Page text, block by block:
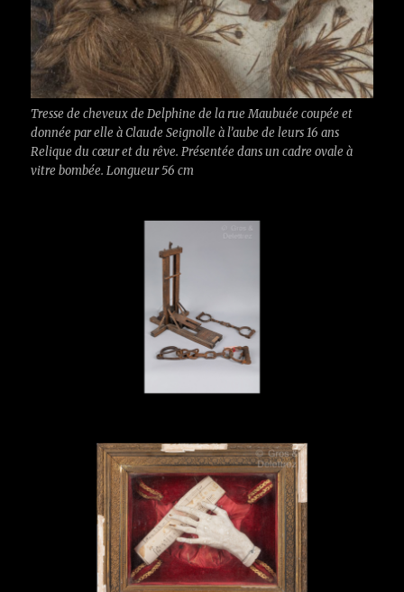
Tresse de cheveux de Delphine de la rue Maubuée coupée et
donnée par elle à Claude Seignolle à l’aube de leurs 16 ans
Relique du cœur et du rêve. Présentée dans un cadre ovale à
vitre bombée. Longueur 56 cm